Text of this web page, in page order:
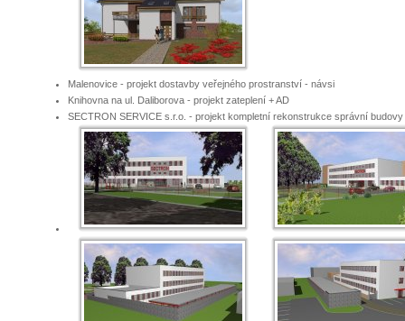
Malenovice - projekt dostavby veřejného prostranství - návsi
Knihovna na ul. Daliborova - projekt zateplení + AD
SECTRON SERVICE s.r.o. - projekt kompletní rekonstrukce správní budovy